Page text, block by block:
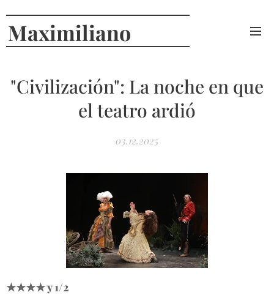
Maximiliano
"Civilización": La noche en que
el teatro ardió
03.12.2025
★★★★ y 1/2